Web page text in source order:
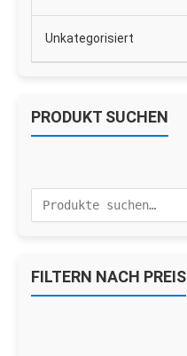
Unkategorisiert
PRODUKT SUCHEN
FILTERN NACH PREIS